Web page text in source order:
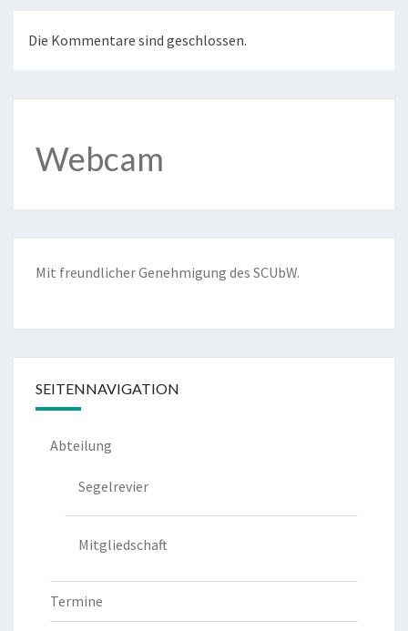
Die Kommentare sind geschlossen.
Webcam
Mit freundlicher Genehmigung des SCUbW.
SEITENNAVIGATION
Abteilung
Segelrevier
Mitgliedschaft
Termine